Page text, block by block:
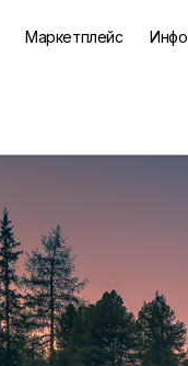
Маркетплейс Инфо